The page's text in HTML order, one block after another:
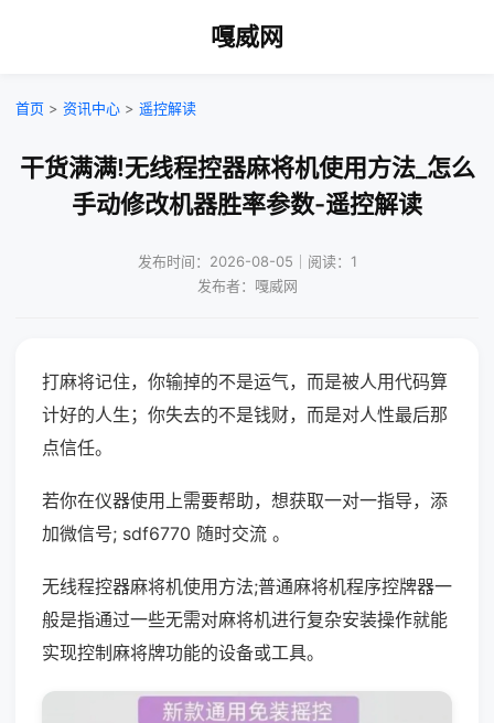
嘎威网
首页 > 资讯中心 > 遥控解读
干货满满!无线程控器麻将机使用方法_怎么
手动修改机器胜率参数-遥控解读
发布时间：2026-08-05｜阅读：1
发布者：嘎威网
打麻将记住，你输掉的不是运气，而是被人用代码算
计好的人生；你失去的不是钱财，而是对人性最后那
点信任。
若你在仪器使用上需要帮助，想获取一对一指导，添
加微信号; sdf6770 随时交流 。
无线程控器麻将机使用方法;普通麻将机程序控牌器一
般是指通过一些无需对麻将机进行复杂安装操作就能
实现控制麻将牌功能的设备或工具。